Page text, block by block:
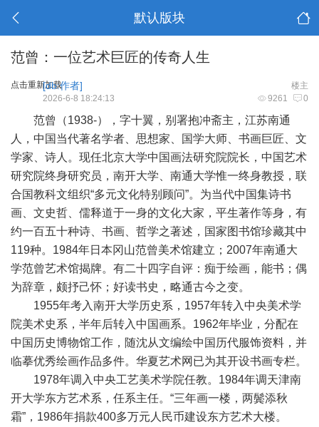
默认版块
范曾：一位艺术巨匠的传奇人生
点击重新加载 楼主
[db:作者]
9261 0
2026-6-8 18:24:13
范曾（1938-），字十翼，别署抱冲斋主，江苏南通
人，中国当代著名学者、思想家、国学大师、书画巨匠、文
学家、诗人。现任北京大学中国画法研究院院长，中国艺术
研究院终身研究员，南开大学、南通大学惟一终身教授，联
合国教科文组织“多元文化特别顾问”。为当代中国集诗书
画、文史哲、儒释道于一身的文化大家，平生著作等身，有
约一百五十种诗、书画、哲学之著述，国家图书馆珍藏其中
119种。1984年日本冈山范曾美术馆建立；2007年南通大
学范曾艺术馆揭牌。有二十四字自评：痴于绘画，能书；偶
为辞章，颇抒己怀；好读书史，略通古今之变。
1955年考入南开大学历史系，1957年转入中央美术学
院美术史系，半年后转入中国画系。1962年毕业，分配在
中国历史博物馆工作，随沈从文编绘中国历代服饰资料，并
临摹优秀绘画作品多件。华夏艺术网已为其开设书画专栏。
1978年调入中央工艺美术学院任教。1984年调天津南
开大学东方艺术系，任系主任。“三年画一楼，两鬓添秋
霜”，1986年捐款400多万元人民币建设东方艺术大楼。